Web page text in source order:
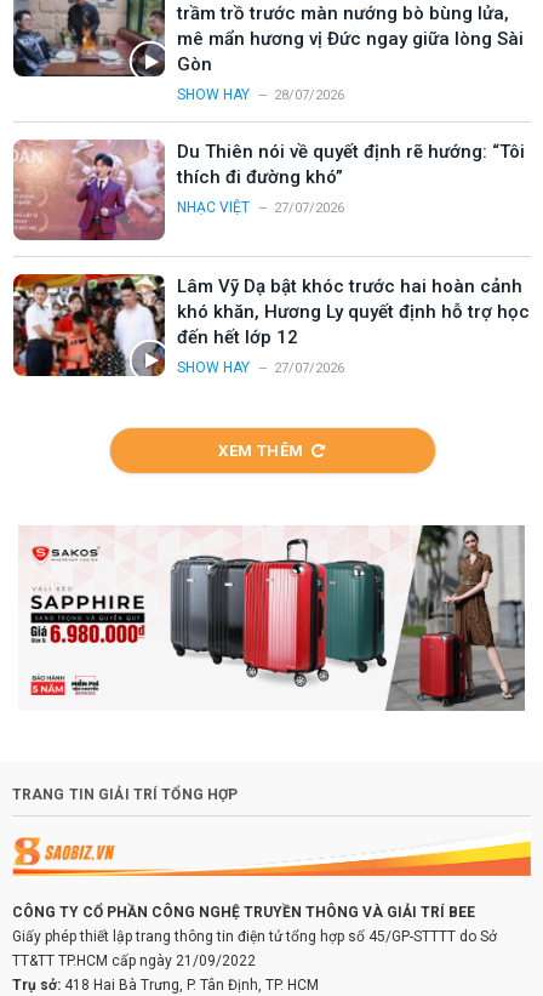
trầm trồ trước màn nướng bò bùng lửa,
mê mẩn hương vị Đức ngay giữa lòng Sài
Gòn
SHOW HAY 28/07/2026
Du Thiên nói về quyết định rẽ hướng: “Tôi
thích đi đường khó”
NHẠC VIỆT 27/07/2026
Lâm Vỹ Dạ bật khóc trước hai hoàn cảnh
khó khăn, Hương Ly quyết định hỗ trợ học
đến hết lớp 12
SHOW HAY 27/07/2026
XEM THÊM
TRANG TIN GIẢI TRÍ TỔNG HỢP
CÔNG TY CỔ PHẦN CÔNG NGHỆ TRUYỀN THÔNG VÀ GIẢI TRÍ BEE
Giấy phép thiết lập trang thông tin điện tử tổng hợp số 45/GP-STTTT do Sở
TT&TT TP.HCM cấp ngày 21/09/2022
Trụ sở: 418 Hai Bà Trưng, P. Tân Định, TP. HCM